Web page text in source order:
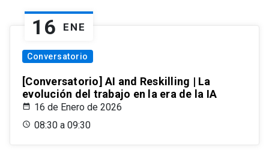
16 ENE
Conversatorio
[Conversatorio] AI and Reskilling | La
evolución del trabajo en la era de la IA
16 de Enero de 2026
08:30 a 09:30